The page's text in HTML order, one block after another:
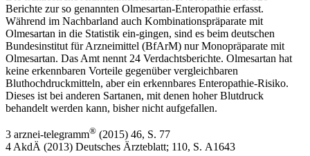
Berichte zur so genannten Olmesartan-Enteropathie erfasst.
Während im Nachbarland auch Kombinationspräparate mit
Olmesartan in die Statistik ein-gingen, sind es beim deutschen
Bundesinstitut für Arzneimittel (BfArM) nur Monopräparate mit
Olmesartan. Das Amt nennt 24 Verdachtsberichte. Olmesartan hat
keine erkennbaren Vorteile gegenüber vergleichbaren
Bluthochdruckmitteln, aber ein erkennbares Enteropathie-Risiko.
Dieses ist bei anderen Sartanen, mit denen hoher Blutdruck
behandelt werden kann, bisher nicht aufgefallen.
3 arznei-telegramm® (2015) 46, S. 77
4 AkdÄ (2013) Deutsches Ärzteblatt; 110, S. A1643